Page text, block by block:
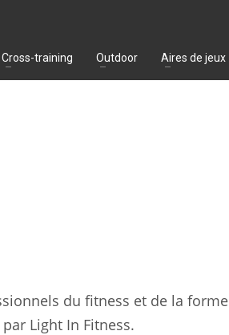
Cross-training Outdoor Aires de jeux
du fitness et de la
Light In Fitness.